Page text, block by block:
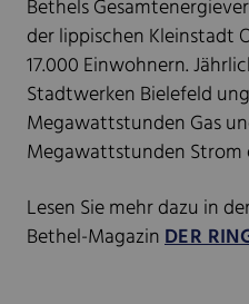
Bethels
der lippischen Kleinstadt
17.000 Einwohnern.
Stadtwerken Bielefeld
Megawattstunden Gas
Megawattstunden Strom
Lesen Sie mehr dazu in
Bethel-MagazinDER